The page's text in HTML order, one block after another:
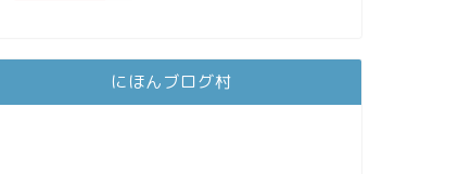
にほんブログ村